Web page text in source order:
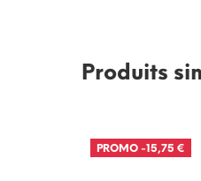
Produits
PROMO -15,75 €